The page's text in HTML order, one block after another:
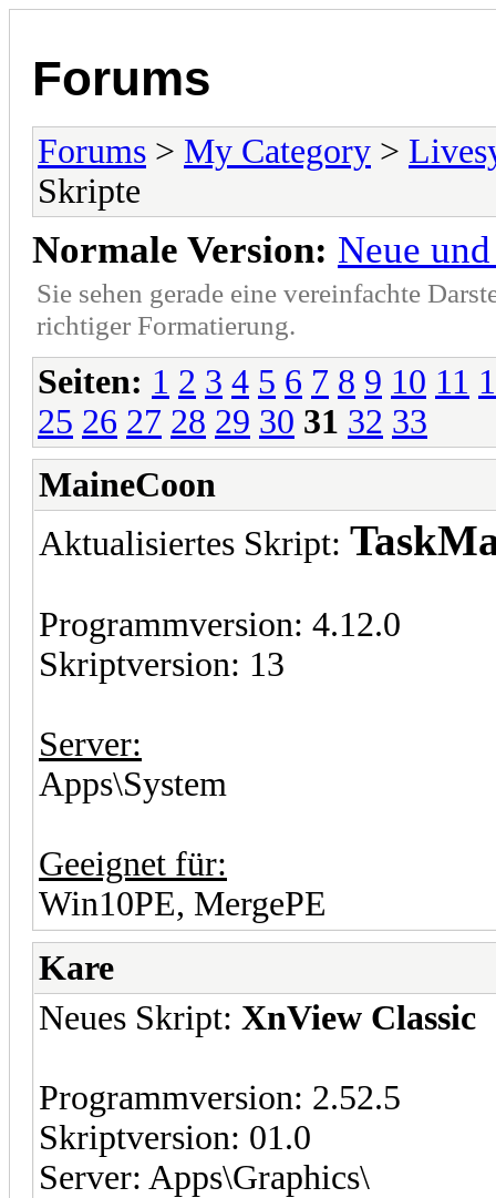
Forums
Forums > My Category >
Skripte
Normale Version: Neue
Sie sehen gerade eine vereinfachte
richtiger Formatierung.
Seiten: 1 2 3 4 5 6 7 8 9 10 11
25 26 27 28 29 30 31 32 33
MaineCoon
Aktualisiertes Skript:
Programmversion: 4.12.0
Skriptversion: 13
Server:
Apps\System
Geeignet für:
Win10PE, MergePE
Kare
Neues Skript: XnView Classic
Programmversion: 2.52.5
Skriptversion: 01.0
Server: Apps\Graphics\